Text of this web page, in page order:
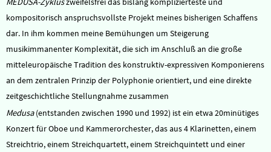
kompositorisch anspruchsvollste Projekt meines bisherigen Schaffens
dar. In ihm kommen meine Bemühungen um Steigerung
musikimmanenter Komplexität, die sich im Anschluß an die große
mitteleuropäische Tradition des konstruktiv-expressiven Komponierens
an dem zentralen Prinzip der Polyphonie orientiert, und eine direkte
zeitgeschichtliche Stellungnahme zusammen
Medusa(entstanden zwischen 1990 und 1992) ist ein etwa 20minütiges
Konzert für Oboe und Kammerorchester, das aus 4 Klarinetten, einem
Streichtrio, einem Streichquartett, einem Streichquintett und einer